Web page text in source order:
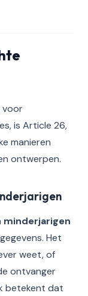
voor
is Article 26,
manieren
ontwerpen.
minderjarigen
Het
weet, of
ontvanger
betekent dat